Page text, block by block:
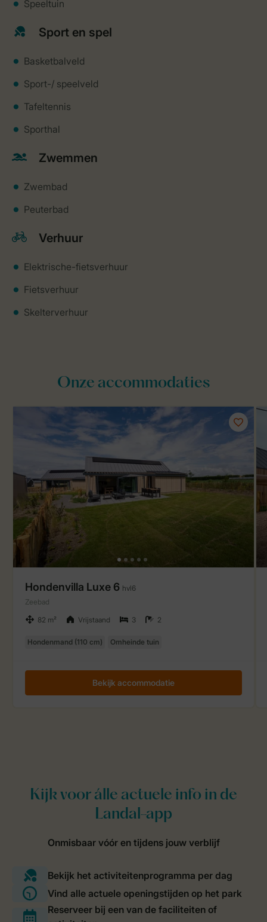
Speeltuin
Sport en spel
Basketbalveld
Sport-/ speelveld
Tafeltennis
Sporthal
Zwemmen
Zwembad
Peuterbad
Verhuur
Elektrische-fietsverhuur
Fietsverhuur
Skelterverhuur